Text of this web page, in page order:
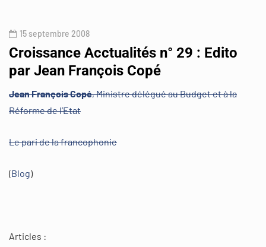
15 septembre 2008
Croissance Acctualités n° 29 : Edito
par Jean François Copé
Jean François Copé, Ministre délégué au Budget et à la
Réforme de l’Etat
Le pari de la francophonie
(Blog)
Articles :